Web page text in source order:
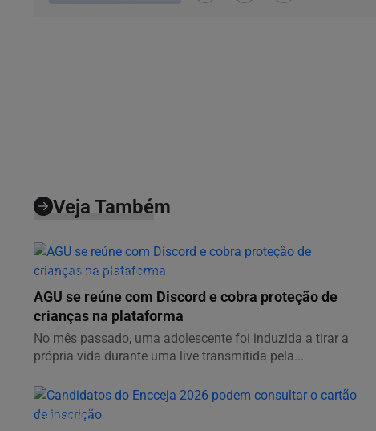
Veja Também
CONTEÚDO PATROCINADO
AGU se reúne com Discord e cobra proteção de
crianças na plataforma
No mês passado, uma adolescente foi induzida a tirar a
própria vida durante uma live transmitida pela...
EDUCAÇÃO